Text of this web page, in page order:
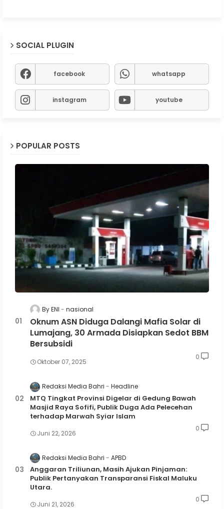
SOCIAL PLUGIN
facebook whatsapp
instagram youtube
POPULAR POSTS
By ENI nasional
Oknum ASN Diduga Dalangi Mafia Solar di
Lumajang, 30 Armada Disiapkan Sedot BBM
Bersubsidi
Oktober 07, 2025
0
Redaksi Media Bahri Headline
MTQ Tingkat Provinsi Digelar di Gedung Bawah
Masjid Raya Sofifi, Publik Duga Ada Pelecehan
terhadap Marwah Syiar Islam
Juni 22, 2026
0
Redaksi Media Bahri APBD
Anggaran Triliunan, Masih Ajukan Pinjaman:
Publik Pertanyakan Transparansi Fiskal Maluku
Utara.
Juni 21, 2026
0